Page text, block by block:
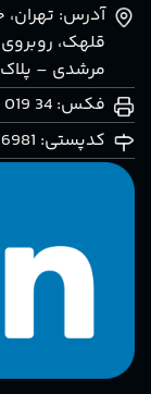
آدرس: تهران،
قلهک، روبروی
مرشدی – پلاک 2
فکس: 34 019 229 (021)
کدپستی: 76981-19137